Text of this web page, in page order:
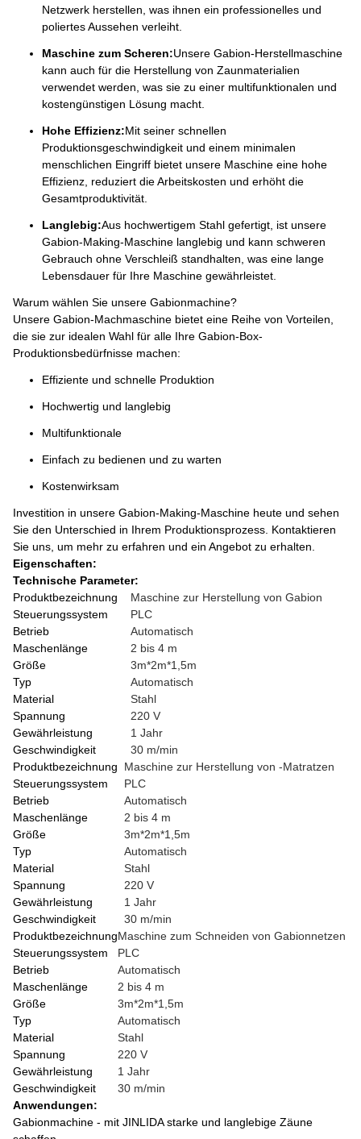
Netzwerk herstellen, was ihnen ein professionelles und
poliertes Aussehen verleiht.
Maschine zum Scheren:Unsere Gabion-Herstellmaschine
kann auch für die Herstellung von Zaunmaterialien
verwendet werden, was sie zu einer multifunktionalen und
kostengünstigen Lösung macht.
Hohe Effizienz:Mit seiner schnellen
Produktionsgeschwindigkeit und einem minimalen
menschlichen Eingriff bietet unsere Maschine eine hohe
Effizienz, reduziert die Arbeitskosten und erhöht die
Gesamtproduktivität.
Langlebig:Aus hochwertigem Stahl gefertigt, ist unsere
Gabion-Making-Maschine langlebig und kann schweren
Gebrauch ohne Verschleiß standhalten, was eine lange
Lebensdauer für Ihre Maschine gewährleistet.
Warum wählen Sie unsere Gabionmachine?
Unsere Gabion-Machmaschine bietet eine Reihe von Vorteilen,
die sie zur idealen Wahl für alle Ihre Gabion-Box-
Produktionsbedürfnisse machen:
Effiziente und schnelle Produktion
Hochwertig und langlebig
Multifunktionale
Einfach zu bedienen und zu warten
Kostenwirksam
Investition in unsere Gabion-Making-Maschine heute und sehen
Sie den Unterschied in Ihrem Produktionsprozess. Kontaktieren
Sie uns, um mehr zu erfahren und ein Angebot zu erhalten.
Eigenschaften:
Technische Parameter:
Produktbezeichnung
Maschine zur Herstellung von Gabion
Steuerungssystem
PLC
Betrieb
Automatisch
Maschenlänge
2 bis 4 m
Größe
3m*2m*1,5m
Typ
Automatisch
Material
Stahl
Spannung
220 V
Gewährleistung
1 Jahr
Geschwindigkeit
30 m/min
Produktbezeichnung
Maschine zur Herstellung von -Matratzen
Steuerungssystem
PLC
Betrieb
Automatisch
Maschenlänge
2 bis 4 m
Größe
3m*2m*1,5m
Typ
Automatisch
Material
Stahl
Spannung
220 V
Gewährleistung
1 Jahr
Geschwindigkeit
30 m/min
ProduktbezeichnungMaschine zum Schneiden von Gabionnetzen
Steuerungssystem
PLC
Betrieb
Automatisch
Maschenlänge
2 bis 4 m
Größe
3m*2m*1,5m
Typ
Automatisch
Material
Stahl
Spannung
220 V
Gewährleistung
1 Jahr
Geschwindigkeit
30 m/min
Anwendungen:
Gabionmachine - mit JINLIDA starke und langlebige Zäune